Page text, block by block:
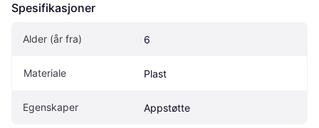
Spesifikasjoner
Alder (år fra) 6
Materiale Plast
Egenskaper Appstøtte